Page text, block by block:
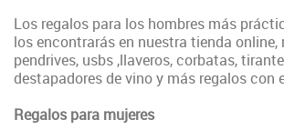
Los regalos para los hombres más
los encontrarás en nuestra tienda online,
pendrives, usbs ,llaveros, corbatas,
destapadores de vino y más regalos con
Regalos para mujeres